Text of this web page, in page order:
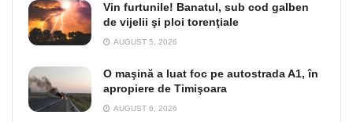
Vin furtunile! Banatul, sub cod galben
de vijelii şi ploi torenţiale
AUGUST 5, 2026
O maşină a luat foc pe autostrada A1, în
apropiere de Timişoara
AUGUST 6, 2026